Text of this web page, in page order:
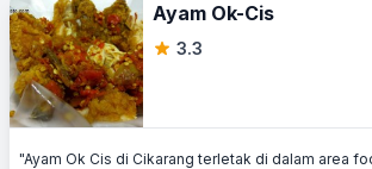
Ayam Ok-Cis
3.3
"Ayam Ok Cis di Cikarang terletak di dalam area